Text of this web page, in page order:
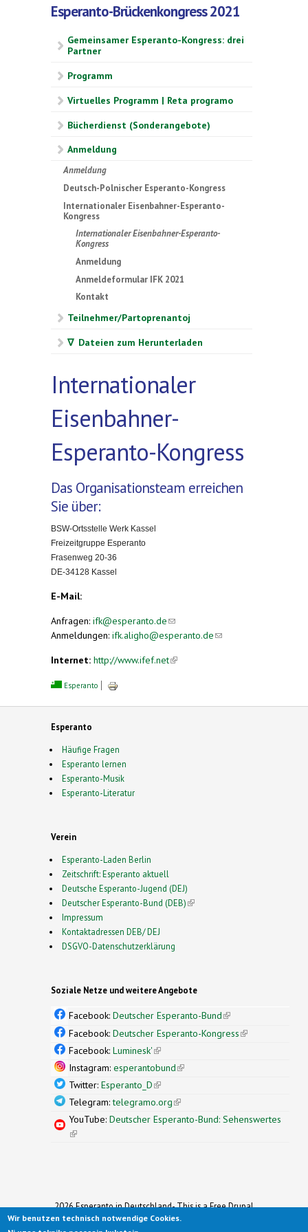
Esperanto-Brückenkongress 2021
Gemeinsamer Esperanto-Kongress: drei
Partner
Programm
Virtuelles Programm | Reta programo
Bücherdienst (Sonderangebote)
Anmeldung
Anmeldung
Deutsch-Polnischer Esperanto-Kongress
Internationaler Eisenbahner-Esperanto-
Kongress
Internationaler Eisenbahner-Esperanto-
Kongress
Anmeldung
Anmeldeformular IFK 2021
Kontakt
Teilnehmer/Partoprenantoj
∇ Dateien zum Herunterladen
Internationaler
Eisenbahner-
Esperanto-Kongress
Das Organisationsteam erreichen
Sie über:
BSW-Ortsstelle Werk Kassel
Freizeitgruppe Esperanto
Frasenweg 20-36
DE-34128 Kassel
E-Mail:
Anfragen: ifk@esperanto.de(link sends e-mail)
Anmeldungen: ifk.aligho@esperanto.de(link sends
Internet: http://www.ifef.net(link is external)
Esperanto
Esperanto
Häufige Fragen
Esperanto lernen
Esperanto-Musik
Esperanto-Literatur
Verein
Esperanto-Laden Berlin
Zeitschrift: Esperanto aktuell
Deutsche Esperanto-Jugend (DEJ)
Deutscher Esperanto-Bund (DEB)(link is external)
Impressum
Kontaktadressen DEB/ DEJ
DSGVO-Datenschutzerklärung
Soziale Netze und weitere Angebote
Facebook: Deutscher Esperanto-Bund(link is
external)
Facebook: Deutscher Esperanto-Kongress(link is
Facebook: Luminesk'(link is external)
Instagram: esperantobund(link is external)
Twitter: Esperanto_D(link is external)
Telegram:telegramo.org(link is external)
YouTube: Deutscher Esperanto-Bund: Sehenswertes
(link is external)
2026 Esperanto in Deutschland- This is a Free Drupal
Theme
Wir benutzen technisch notwendige Cookies.